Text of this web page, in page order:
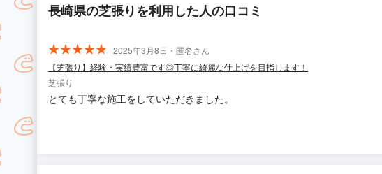
長崎県の芝張りを利用した人の口コミ
2025年3月8日・匿名さん
【芝張り】経験・実績豊富です◎丁寧に綺麗な仕上げを目指します！
芝張り
とても丁寧な施工をしていただきました。